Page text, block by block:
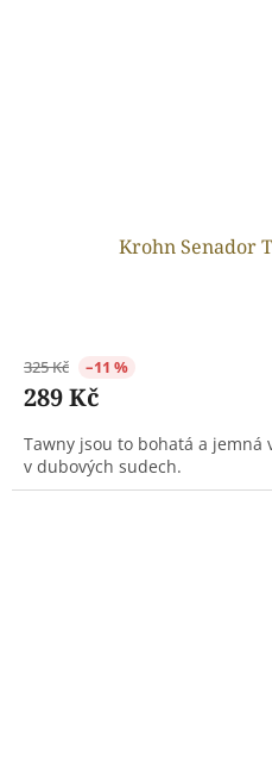
Krohn Senador
325 Kč –11 %
289 Kč
Tawny jsou to bohatá a
v dubových sudech.